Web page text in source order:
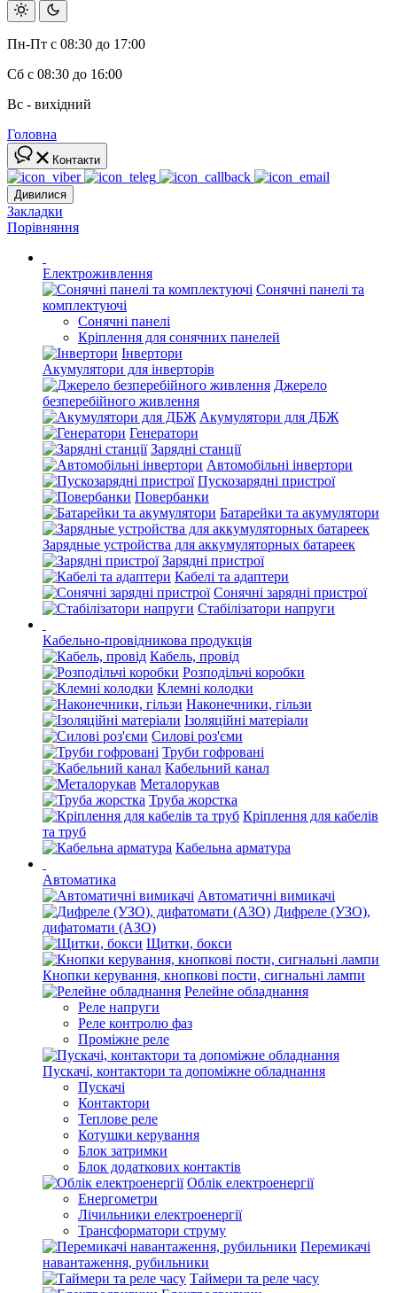
Пн-Пт с 08:30 до 17:00
Сб с 08:30 до 16:00
Вс - вихідний
Головна
Контакти
Дивилися
Закладки
Порівняння
Електроживлення
Сонячні панелі та
комплектуючі
Сонячні панелі
Кріплення для сонячних панелей
Інвертори
Акумулятори для інверторів
Джерело
безперебійного живлення
Акумулятори для ДБЖ
Генератори
Зарядні станції
Автомобільні інвертори
Пускозарядні пристрої
Повербанки
Батарейки та акумулятори
Зарядные устройства для аккумуляторных батареек
Зарядні пристрої
Кабелі та адаптери
Сонячні зарядні пристрої
Стабілізатори напруги
Кабельно-провідникова продукція
Кабель, провід
Розподільчі коробки
Клемні колодки
Наконечники, гільзи
Ізоляційні матеріали
Силові роз'єми
Труби гофровані
Кабельний канал
Металорукав
Труба жорстка
Кріплення для кабелів
та труб
Кабельна арматура
Автоматика
Автоматичні вимикачі
Дифреле (УЗО),
дифатомати (АЗО)
Щитки, бокси
Кнопки керування, кнопкові пости, сигнальні лампи
Релейне обладнання
Реле напруги
Реле контролю фаз
Проміжне реле
Пускачі, контактори та допоміжне обладнання
Пускачі
Контактори
Теплове реле
Котушки керування
Блок затримки
Блок додаткових контактів
Облік електроенергії
Енергометри
Лічильники електроенергії
Трансформатори струму
Перемикачі
навантаження, рубильники
Таймери та реле часу